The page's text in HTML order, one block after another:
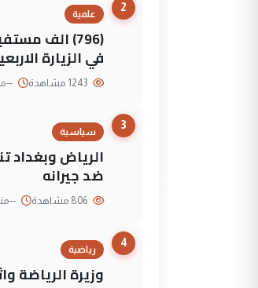
2
علمية
(796) الف
في الزيارة
--منذ
3
سياسية
الرياض وبغداد
ضد جيرانه
--منذ 23
4
رياضية
وزيرة الرياضة